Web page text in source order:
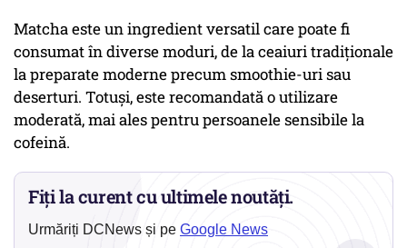
Matcha este un ingredient versatil care poate fi
consumat în diverse moduri, de la ceaiuri tradiționale
la preparate moderne precum smoothie-uri sau
deserturi. Totuși, este recomandată o utilizare
moderată, mai ales pentru persoanele sensibile la
cofeină.
Fiți la curent cu ultimele noutăți.
Urmăriți DCNews și pe Google News